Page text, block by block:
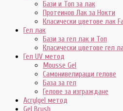
Бази и Топ за лак
Протеинов Лак за Нокти
Класически цветове лак
Гел лак
Бази за гел лак и Топ
Класически цветове гел
Гел UV метод
Mousse Gel
Самонивелиращи гелове
База за гел
Гелове за изграждане
Acrylgel метод
Gel Brush